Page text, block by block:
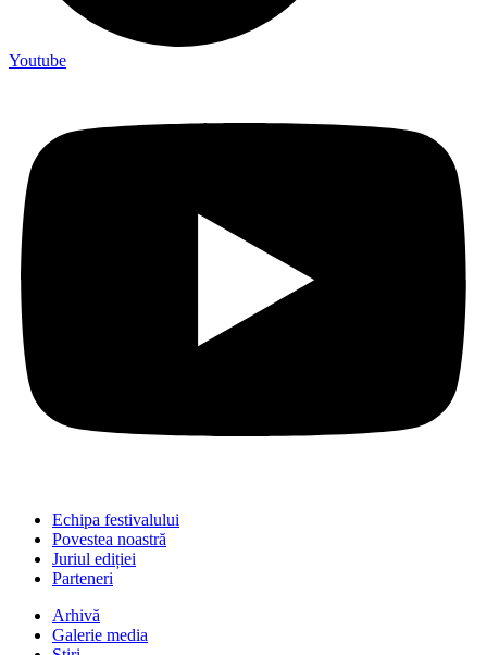
Youtube
Echipa festivalului
Povestea noastră
Juriul ediției
Parteneri
Arhivă
Galerie media